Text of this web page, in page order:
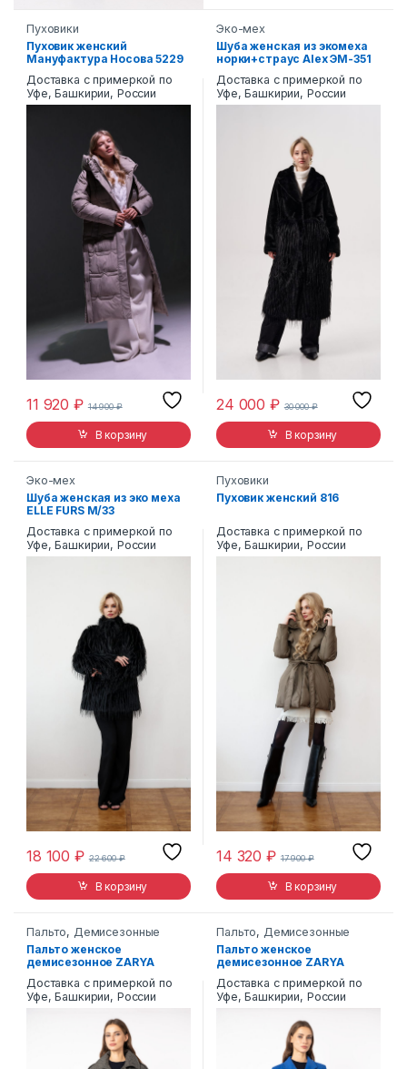
Пуховики
Пуховик женский
Мануфактура Носова 5229
Доставка с примеркой по
Уфе, Башкирии, России
11 920₽ 14 900₽
В корзину
Эко-мех
Шуба женская из экомеха
норки+страус Alex ЭМ-351
Доставка с примеркой по
Уфе, Башкирии, России
24 000₽ 30 000₽
В корзину
Эко-мех
Шуба женская из эко меха
ELLE FURS М/33
Доставка с примеркой по
Уфе, Башкирии, России
18 100₽ 22 600₽
В корзину
Пуховики
Пуховик женский 816
Доставка с примеркой по
Уфе, Башкирии, России
14 320₽ 17 900₽
В корзину
Пальто, Демисезонные
Пальто женское
демисезонное ZARYA
Доставка с примеркой по
Уфе, Башкирии, России
Пальто, Демисезонные
Пальто женское
демисезонное ZARYA
Доставка с примеркой по
Уфе, Башкирии, России